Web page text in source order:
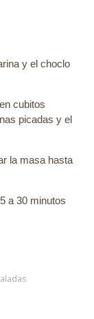
y el choclo
cubitos
picadas y el
la masa hasta
a 30 minutos